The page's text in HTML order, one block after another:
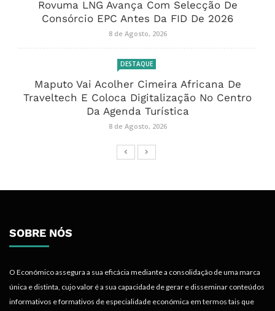
Rovuma LNG Avança Com Selecção De
Consórcio EPC Antes Da FID De 2026
8 de Agosto, 2026
DESTAQUE
Maputo Vai Acolher Cimeira Africana De
Traveltech E Coloca Digitalização No Centro
Da Agenda Turística
8 de Agosto, 2026
SOBRE NÓS
O Económico assegura a sua eficácia mediante a consolidação de uma marca
única e distinta, cujo valor é a sua capacidade de gerar e disseminar conteúdos
informativos e formativos de especialidade económica em termos tais que